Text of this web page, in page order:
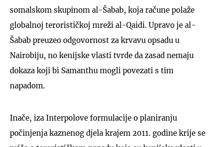
somalskom skupinom al-Šabab, koja račune polaže
globalnoj terorističkoj mreži al-Qaidi. Upravo je al-
Šabab preuzeo odgovornost za krvavu opsadu u
Nairobiju, no kenijske vlasti tvrde da zasad nemaju
dokaza koji bi Samanthu mogli povezati s tim
napadom.
Inače, iza Interpolove formulacije o planiranju
počinjenja kaznenog djela krajem 2011. godine krije se